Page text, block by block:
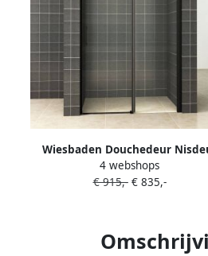
Wiesbaden Douchedeur
Schuifdeur 2-Delig 120x200cm
Zwart Antikalk Helder Glas
4 webshops
€ 915,-€ 835,-